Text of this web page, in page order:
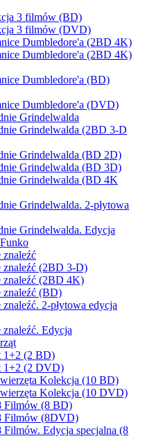
3 filmów (BD)
3 filmów (DVD)
Dumbledore'a (2BD 4K)
Dumbledore'a (2BD 4K)
Dumbledore'a (BD)
Dumbledore'a (DVD)
Grindelwalda
Grindelwalda (2BD 3-D
Grindelwalda (BD 2D)
Grindelwalda (BD 3D)
Grindelwalda (BD 4K
Grindelwalda. 2-płytowa
Grindelwalda. Edycja
znaleźć
znaleźć (2BD 3-D)
znaleźć (2BD 4K)
znaleźć (BD)
2-płytowa edycja
Edycja
1+2 (2 BD)
1+2 (2 DVD)
Kolekcja (10 BD)
Kolekcja (10 DVD)
Filmów (8 BD)
Filmów (8DVD)
Filmów. Edycja specjalna (8